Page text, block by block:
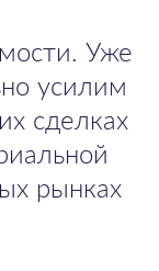
Уже
усилим
сделках
рынках